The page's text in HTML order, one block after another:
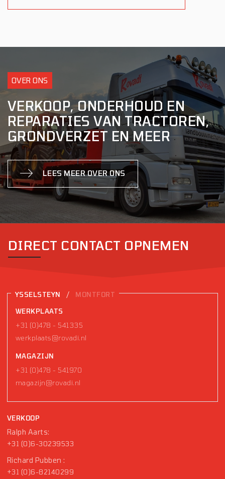
OVER ONS
VERKOOP, ONDERHOUD EN
REPARATIES VAN TRACTOREN,
GRONDVERZET EN MEER
LEES MEER OVER ONS
DIRECT CONTACT OPNEMEN
YSSELSTEYN / MONTFORT
WERKPLAATS
+31 (0)478 - 541335
werkplaats@rovadi.nl
MAGAZIJN
+31 (0)478 - 541970
magazijn@rovadi.nl
VERKOOP
Ralph Aarts:
+31 (0)6-30239533
Richard Pubben :
+31 (0)6-82140299